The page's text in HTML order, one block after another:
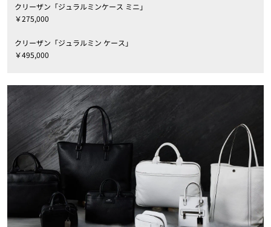
クリーザン「ジュラルミンケース ミニ」
￥275,000
クリーザン「ジュラルミン ケース」
￥495,000